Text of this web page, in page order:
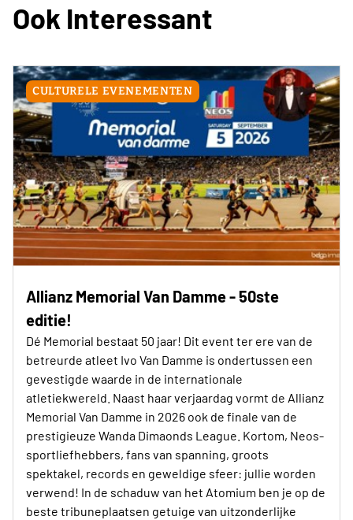
Ook Interessant
CULTURELE EVENEMENTEN
Allianz Memorial Van Damme - 50ste
editie!
Dé Memorial bestaat 50 jaar! Dit event ter ere van de
betreurde atleet Ivo Van Damme is ondertussen een
gevestigde waarde in de internationale
atletiekwereld. Naast haar verjaardag vormt de Allianz
Memorial Van Damme in 2026 ook de finale van de
prestigieuze Wanda Dimaonds League. Kortom, Neos-
sportliefhebbers, fans van spanning, groots
spektakel, records en geweldige sfeer: jullie worden
verwend! In de schaduw van het Atomium ben je op de
beste tribuneplaatsen getuige van uitzonderlijke